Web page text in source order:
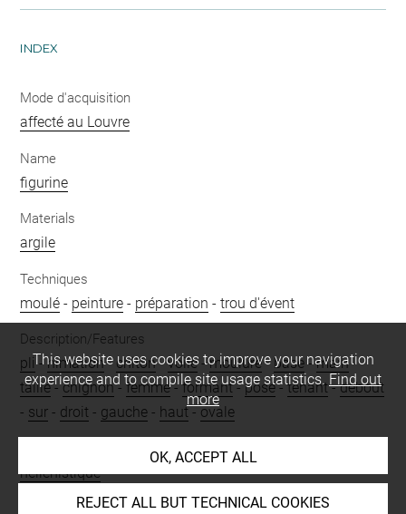
INDEX
Mode d'acquisition
affecté au Louvre
Name
figurine
Materials
argile
Techniques
moulé - peinture - préparation -trou d'évent
Description/Features
pli-himation- chitôn-voile-moulure- base-main-
taille-chignon-femme-formant-posé-tenant-debout
- sur - droit - gauche - haut - ovale
hellénistique
This website uses cookies to improve your navigation
experience and to compile site usage statistics. Find out
more
OK, ACCEPT ALL
REJECT ALL BUT TECHNICAL COOKIES